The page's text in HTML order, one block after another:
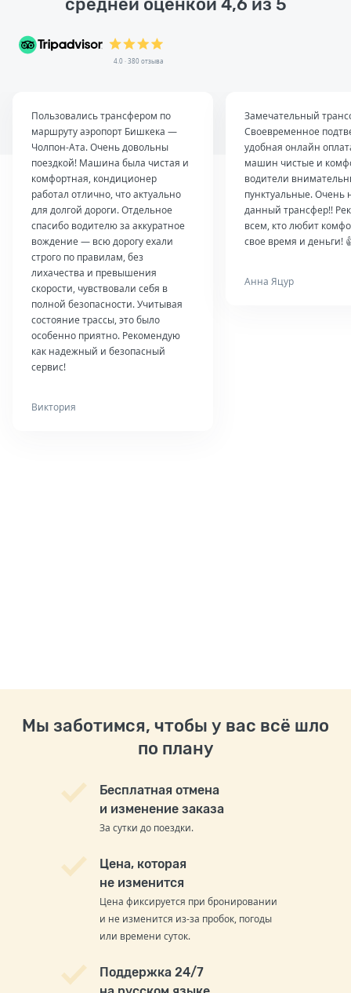
средней оценкой 4,6 из 5
4.0 · 380 отзыва
Пользовались трансфером по
маршруту аэропорт Бишкека —
Чолпон-Ата. Очень довольны
поездкой! Машина была чистая и
комфортная, кондиционер
работал отлично, что актуально
для долгой дороги. Отдельное
спасибо водителю за аккуратное
вождение — всю дорогу ехали
строго по правилам, без
лихачества и превышения
скорости, чувствовали себя в
полной безопасности. Учитывая
состояние трассы, это было
особенно приятно. Рекомендую
как надежный и безопасный
сервис!
Виктория
Замечательный
Своевременное
удобная онлайн
машин чистые и
водители
пунктуальные. Очень
данный трансфер!!
всем, кто любит
свое время и деньги!
Анна Яцур
Мы заботимся, чтобы у вас всё шло
по плану
Бесплатная отмена
и изменение заказа
За сутки до поездки.
Цена, которая
не изменится
Цена фиксируется при бронировании
и не изменится из-за пробок, погоды
или времени суток.
Поддержка 24/7